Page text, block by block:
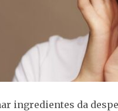
ingredientes da